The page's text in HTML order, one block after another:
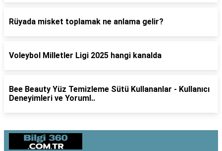
Rüyada misket toplamak ne anlama gelir?
Voleybol Milletler Ligi 2025 hangi kanalda
Bee Beauty Yüz Temizleme Sütü Kullananlar - Kullanıcı
Deneyimleri ve Yoruml..